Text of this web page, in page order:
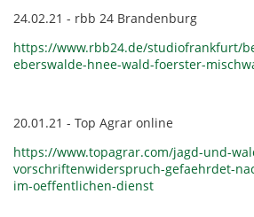
24.02.21 - rbb 24 Brandenburg
https://www.rbb24.de/studiofrankfurt/
eberswalde-hnee-wald-foerster-
20.01.21 - Top Agrar online
https://www.topagrar.com/jagd-und-
vorschriftenwiderspruch-gefaehrdet-
im-oeffentlichen-dienst